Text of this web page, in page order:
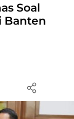
Soal
Banten